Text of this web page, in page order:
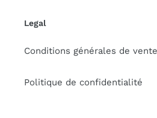
Legal
Conditions générales de vente
Politique de confidentialité